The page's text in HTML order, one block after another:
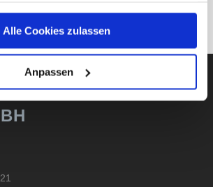
finden siehier.
Alle Cookies zulassen
Anpassen